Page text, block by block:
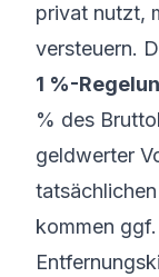
privat nutzt,
versteuern.
1 %-
% des
geldwerter
kommen